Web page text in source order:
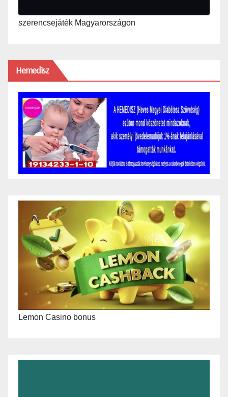
szerencsejáték Magyarországon
Hemedisz
Lemon Casino bonus